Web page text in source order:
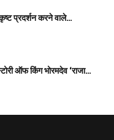
प्रदर्शन करने वाले…
ऑफ किंग भोरमदेव ‘राजा…